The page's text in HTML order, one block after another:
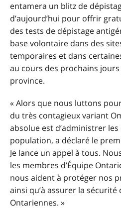
entamera un blitz de
d’aujourd’hui pour offrir
des tests de dépistage
base volontaire dans des
temporaires et dans
au cours des prochains
province.
« Alors que nous luttons
du très contagieux variant
absolue est d’administrer
population, a déclaré le
Je lance un appel à tous.
les membres d’Équipe
nous aident à protéger nos
ainsi qu’à assurer la
Ontariennes. »